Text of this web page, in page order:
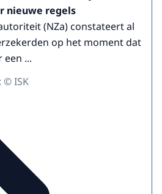
nieuwe regels
(NZa) constateert al
op het moment dat
...
© ISK